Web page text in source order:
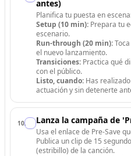
antes)
Planifica tu puesta en
Setup (10 min): Prepara tu
escenario.
Run-through (20 min):
el nuevo lanzamiento.
Transiciones: Practica qué
con el público.
Listo, cuando: Has
actuación y sin detenerte
10. Lanza la campaña de
Usa el enlace de Pre-Save
Publica un clip de 15
(estribillo) de la canción.